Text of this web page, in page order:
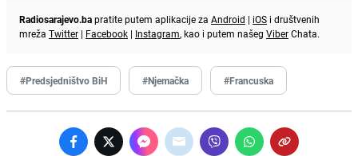
Radiosarajevo.bapratite putem aplikacije za Android | iOS i društvenih
mreža Twitter | Facebook | Instagram, kao i putem našeg ViberChata.
#Predsjedništvo BiH #Njemačka #Francuska